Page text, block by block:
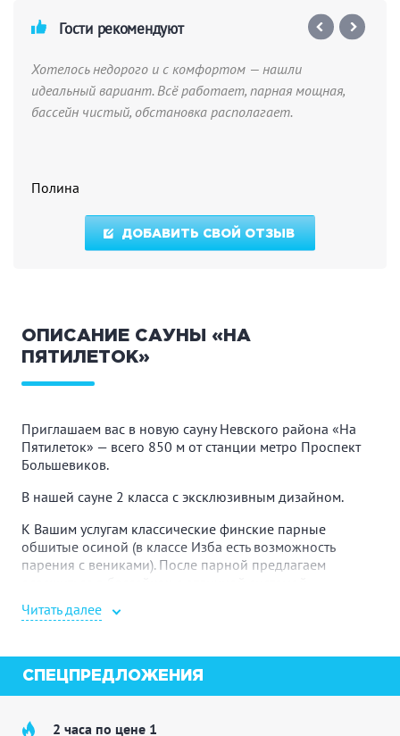
ОПИСАНИЕ САУНЫ «НА
ПЯТИЛЕТОК»
Приглашаем вас в новую сауну Невского района «На
Пятилеток» — всего 850 м от станции метро Проспект
Большевиков.
В нашей сауне 2 класса с эксклюзивным дизайном.
К Вашим услугам классические финские парные
обшитые осиной (в классе Изба есть возможность
парения с вениками). После парной предлагаем
фильтрации регулированием температуры воды или
принять душ с гидромассажем.
личной гигиены (одноразовые шампунь, мыло,
бритвенные принадлежности, расчески). В продаже
Читать далее
СПЕЦПРЕДЛОЖЕНИЯ
2 часа по цене 1
Гости рекомендуют
Хотелось недорого и с комфортом — нашли
идеальный вариант. Всё работает, парная мощная,
бассейн чистый, обстановка располагает.
Полина
ДОБАВИТЬ СВОЙ ОТЗЫВ